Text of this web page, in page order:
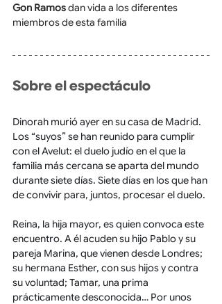
Gon Ramos dan vida a los diferentes
miembros de esta familia
Sobre el espectáculo
Dinorah murió ayer en su casa de Madrid.
Los “suyos” se han reunido para cumplir
con el Avelut: el duelo judío en el que la
familia más cercana se aparta del mundo
durante siete días. Siete días en los que han
de convivir para, juntos, procesar el duelo.
Reina, la hija mayor, es quien convoca este
encuentro. A él acuden su hijo Pablo y su
pareja Marina, que vienen desde Londres;
su hermana Esther, con sus hijos y contra
su voluntad; Tamar, una prima
prácticamente desconocida… Por unos